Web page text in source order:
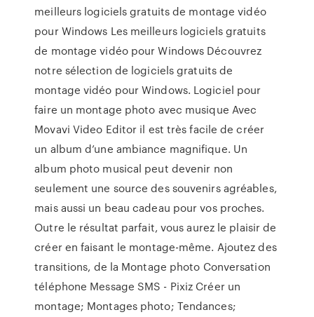
meilleurs logiciels gratuits de montage vidéo
pour Windows Les meilleurs logiciels gratuits
de montage vidéo pour Windows Découvrez
notre sélection de logiciels gratuits de
montage vidéo pour Windows. Logiciel pour
faire un montage photo avec musique Avec
Movavi Video Editor il est très facile de créer
un album d’une ambiance magnifique. Un
album photo musical peut devenir non
seulement une source des souvenirs agréables,
mais aussi un beau cadeau pour vos proches.
Outre le résultat parfait, vous aurez le plaisir de
créer en faisant le montage-même. Ajoutez des
transitions, de la Montage photo Conversation
téléphone Message SMS - Pixiz Créer un
montage; Montages photo; Tendances;